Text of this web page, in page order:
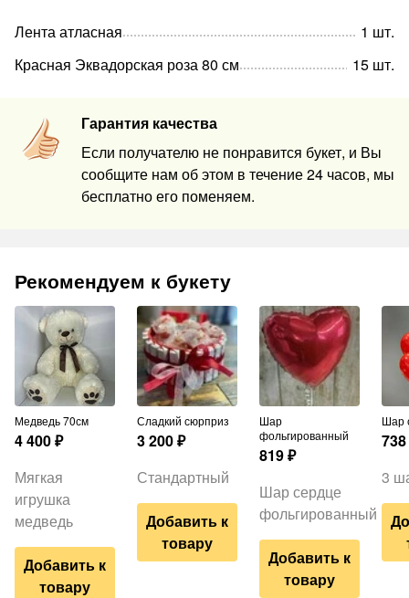
Гарантия качества
Если получателю не понравится букет, и Вы
сообщите нам об этом в течение 24 часов, мы
бесплатно его поменяем.
Лента атласная 1 шт.
Красная Эквадорская роза 80 см
15 шт.
Рекомендуем к букету
Медведь 70см
4 400₽
Мягкая
игрушка
медведь
Добавить к
товару
Сладкий сюрприз
3 200₽
Стандартный
Добавить к
товару
Шар
фольгированный
819₽
Шар сердце
фольгированный
Добавить к
товару
738
3